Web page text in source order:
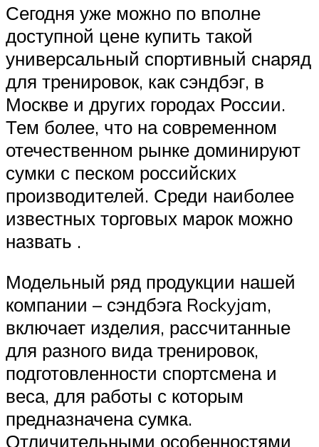
Сегодня уже можно по вполне
доступной цене купить такой
универсальный спортивный снаряд
для тренировок, как сэндбэг, в
Москве и других городах России.
Тем более, что на современном
отечественном рынке доминируют
сумки с песком российских
производителей. Среди наиболее
известных торговых марок можно
назвать .
Модельный ряд продукции нашей
компании – сэндбэга Rockyjam,
включает изделия, рассчитанные
для разного вида тренировок,
подготовленности спортсмена и
веса, для работы с которым
предназначена сумка.
Отличительными особенностями